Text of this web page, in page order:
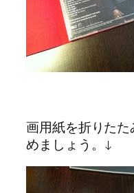
画用紙を折りた
めましょう。↓